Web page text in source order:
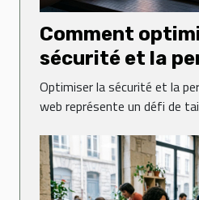
Comment
sécurité et la
de votre site
Optimiser la sécurité et la
web représente un défi de